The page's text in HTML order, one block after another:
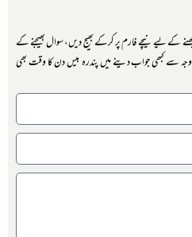
کے لیے نیچے فارم پر کرکے بھیج دیں، سوال بھیجنے کے
سے کبھی جواب دینے میں پندرہ بیس دن کا وقت بھی